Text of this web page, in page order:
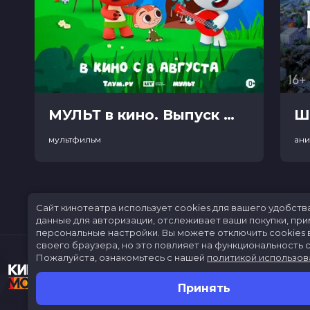
МУЛЬТ в кино. Выпуск №198. Некогда скучать (0+)
мультфильм
Сайт кинотеатра использует cookies для вашего
данные для авторизации, отслеживает ваши покупки,
персональные настройки. Вы можете отключить cookies
своего браузера, но это повлияет на функциональность
Пожалуйста, ознакомьтесь с нашей политикой
Принять